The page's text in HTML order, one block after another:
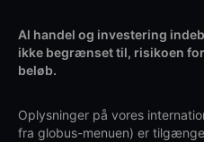
Al handel og investering
ikke begrænset til, risikoen
beløb.
Oplysninger på vores
fra globus-menuen) er